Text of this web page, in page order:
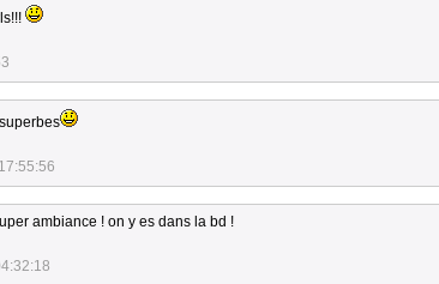
ambiance ! on y es dans la bd !